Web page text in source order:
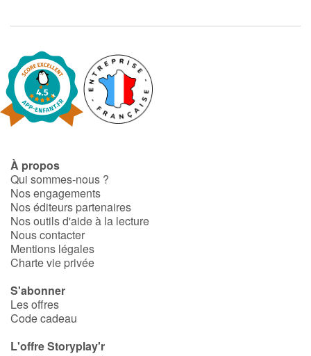
À propos
Qui sommes-nous ?
Nos engagements
Nos éditeurs partenaires
Nos outils d'aide à la lecture
Nous contacter
Mentions légales
Charte vie privée
S'abonner
Les offres
Code cadeau
L'offre Storyplay'r